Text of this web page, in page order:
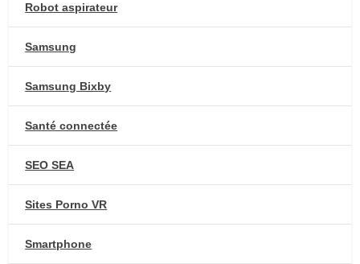
Robot aspirateur
Samsung
Samsung Bixby
Santé connectée
SEO SEA
Sites Porno VR
Smartphone